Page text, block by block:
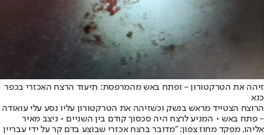
זיהה את הטרקטורון - ופתח באש מהמרפסת: תיעוד הרצח האכזרי בכפר
כנא
הרוצח הצטייד מראש בנשק וכשזיהה את הטרקטורון עליו נסע עלי עואודה
- פתח באש • המניע לרצח היה סכסוך קודם בין השניים • ניצב מאיר
אליהו, מפקד מחוז צפון: "מדובר ברצח אכזרי שבוצע בדם קר על ידי עבריין